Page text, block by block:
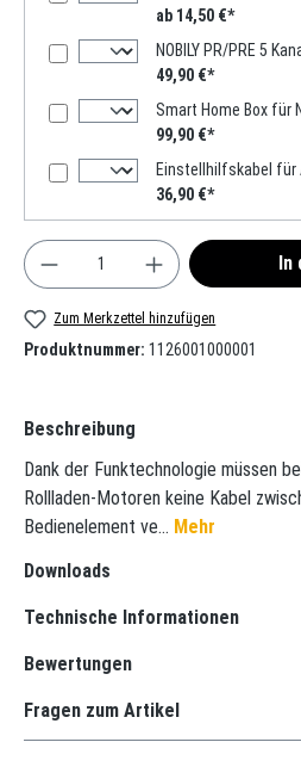
ab 14,50 €*
49,90 €*
Smart Home Box für
99,90 €*
Einstellhilfskabel für
36,90 €*
Produkt Anzahl: Gib den In
Zum Merkzettel hinzufügen
Produktnummer: 1126001000001
Beschreibung
Dank der Funktechnologie müssen
Rollladen-Motoren keine Kabel
Bedienelement ve… Mehr
Downloads
Technische Informationen
Bewertungen
Fragen zum Artikel